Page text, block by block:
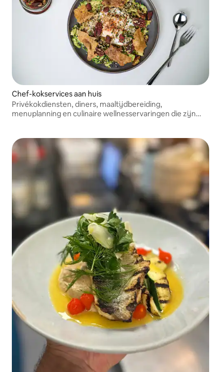
Chef-kokservices aan huis
Privékokdiensten, diners, maaltijdbereiding,
menuplanning en culinaire wellnesservaringen die zijn